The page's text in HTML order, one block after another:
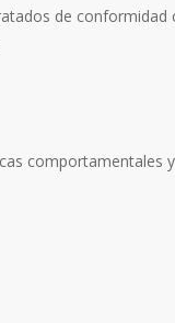
de conformidad
comportamentales y